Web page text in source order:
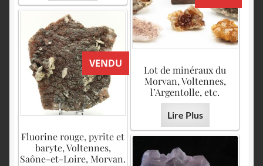
Lot de minéraux du
Morvan, Voltennes,
l’Argentolle, etc.
Lire Plus
VENDU
Fluorine rouge, pyrite et
baryte, Voltennes,
Saône-et-Loire, Morvan.